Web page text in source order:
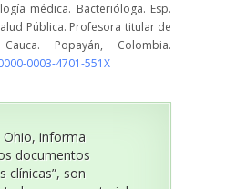
médica. Bacterióloga. Esp.
Pública. Profesora titular de
Popayán, Colombia.
0003-4701-551X
Ohio, informa
documentos
clínicas”, son